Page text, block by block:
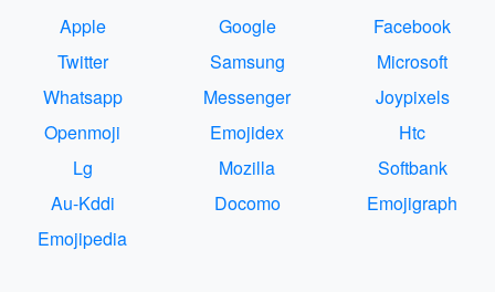
Apple Google
Facebook
Twitter
Samsung
Microsoft
Whatsapp
Messenger
Joypixels
Openmoji
Emojidex
Htc
Lg
Mozilla
Softbank
Au-Kddi
Docomo
Emojigraph
Emojipedia